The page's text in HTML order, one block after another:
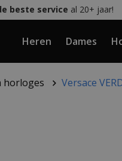
beste service al 20+ jaar!
Heren Dames
horloges Versace